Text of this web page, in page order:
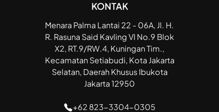
KONTAK
Menara Palma Lantai 22 - 06A, Jl. H.
R. Rasuna Said Kavling VI No.9 Blok
X2, RT.9/RW.4, Kuningan Tim.,
Kecamatan Setiabudi, Kota Jakarta
Selatan, Daerah Khusus Ibukota
Jakarta 12950
+62 823-3304-0305